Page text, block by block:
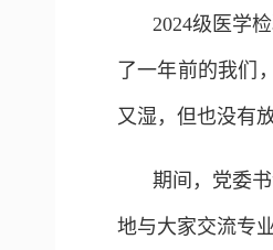
2024级医学
了一年前的我们
又湿，但也没有
期间，党委
地与大家交流专